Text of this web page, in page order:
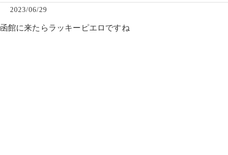
2023/06/29
函館に来たらラッキーピエロですね